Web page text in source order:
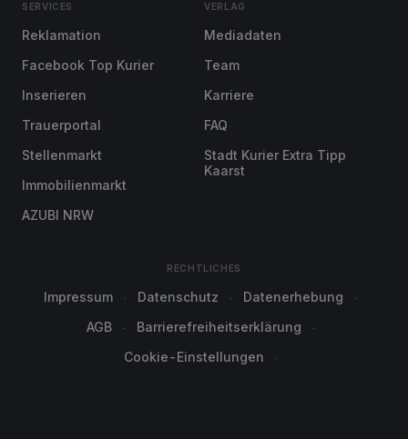
SERVICES
Reklamation
Facebook Top Kurier
Inserieren
Trauerportal
Stellenmarkt
Immobilienmarkt
AZUBI NRW
VERLAG
Mediadaten
Team
Karriere
FAQ
Stadt Kurier Extra Tipp
Kaarst
RECHTLICHES
Impressum Datenschutz
Datenerhebung
AGB
Barrierefreiheitserklärung
Cookie-Einstellungen